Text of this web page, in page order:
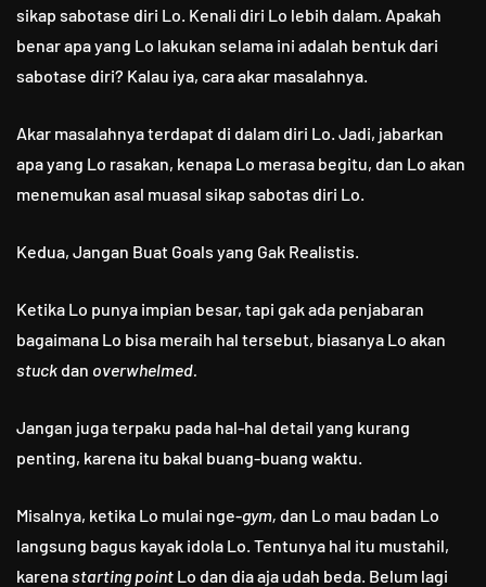
sikap sabotase diri Lo. Kenali diri Lo lebih dalam. Apakah
benar apa yang Lo lakukan selama ini adalah bentuk dari
sabotase diri? Kalau iya, cara akar masalahnya.
Akar masalahnya terdapat di dalam diri Lo. Jadi, jabarkan
apa yang Lo rasakan, kenapa Lo merasa begitu, dan Lo akan
menemukan asal muasal sikap sabotas diri Lo.
Kedua, Jangan Buat Goals yang Gak Realistis.
Ketika Lo punya impian besar, tapi gak ada penjabaran
bagaimana Lo bisa meraih hal tersebut, biasanya Lo akan
stuck dan overwhelmed.
Jangan juga terpaku pada hal-hal detail yang kurang
penting, karena itu bakal buang-buang waktu.
Misalnya, ketika Lo mulai nge-gym, dan Lo mau badan Lo
langsung bagus kayak idola Lo. Tentunya hal itu mustahil,
karenastarting point Lo dan dia aja udah beda. Belum lagi